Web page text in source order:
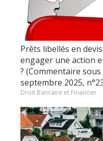
Prêts libellés en
engager une action
? (Commentaire sous
septembre 2025,
Droit Bancaire et Financier